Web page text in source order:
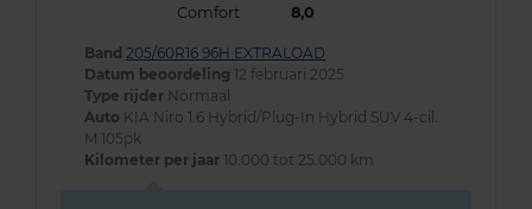
Comfort
8,0
Band 205/60R16 96H EXTRALOAD
Datum beoordeling 12 februari 2025
Type rijder Normaal
Auto KIA Niro 1.6 Hybrid/Plug-In Hybrid SUV 4-cil.
M 105pk
Kilometer per jaar 10.000 tot 25.000 km